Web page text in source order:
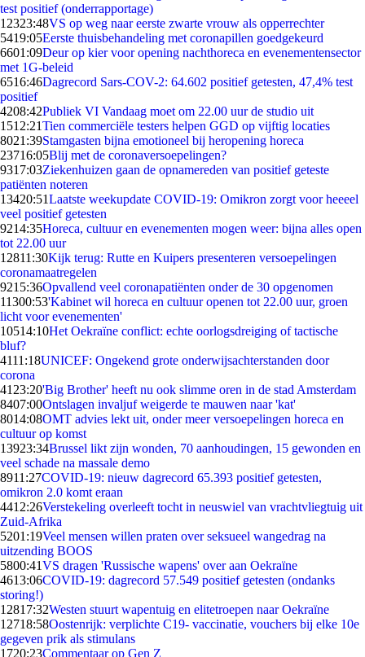
test positief (onderrapportage)
12323:48VS op weg naar eerste zwarte vrouw als opperrechter
5419:05Eerste thuisbehandeling met coronapillen goedgekeurd
6601:09Deur op kier voor opening nachthoreca en evenementensector
met 1G-beleid
6516:46Dagrecord Sars-COV-2: 64.602 positief getesten, 47,4% test
positief
4208:42Publiek VI Vandaag moet om 22.00 uur de studio uit
1512:21Tien commerciële testers helpen GGD op vijftig locaties
8021:39Stamgasten bijna emotioneel bij heropening horeca
23716:05Blij met de coronaversoepelingen?
9317:03Ziekenhuizen gaan de opnamereden van positief geteste
patiënten noteren
13420:51Laatste weekupdate COVID-19: Omikron zorgt voor heeeel
veel positief getesten
9214:35Horeca, cultuur en evenementen mogen weer: bijna alles open
tot 22.00 uur
12811:30Kijk terug: Rutte en Kuipers presenteren versoepelingen
coronamaatregelen
9215:36Opvallend veel coronapatiënten onder de 30 opgenomen
11300:53'Kabinet wil horeca en cultuur openen tot 22.00 uur, groen
licht voor evenementen'
10514:10Het Oekraïne conflict: echte oorlogsdreiging of tactische
bluf?
4111:18UNICEF: Ongekend grote onderwijsachterstanden door
corona
41 23:20'Big Brother' heeft nu ook slimme oren in de stad Amsterdam
8407:00Ontslagen invaljuf weigerde te mauwen naar 'kat'
8014:08OMT advies lekt uit, onder meer versoepelingen horeca en
cultuur op komst
13923:34Brussel likt zijn wonden, 70 aanhoudingen, 15 gewonden en
veel schade na massale demo
8911:27COVID-19: nieuw dagrecord 65.393 positief getesten,
omikron 2.0 komt eraan
4412:26Verstekeling overleeft tocht in neuswiel van vrachtvliegtuig uit
Zuid-Afrika
5201:19Veel mensen willen praten over seksueel wangedrag na
uitzending BOOS
5800:41VS dragen 'Russische wapens' over aan Oekraïne
4613:06COVID-19: dagrecord 57.549 positief getesten (ondanks
storing!)
12817:32Westen stuurt wapentuig en elitetroepen naar Oekraïne
12718:58Oostenrijk: verplichte C19- vaccinatie, vouchers bij elke 10e
gegeven prik als stimulans
1720:23Commentaar op Gen Z